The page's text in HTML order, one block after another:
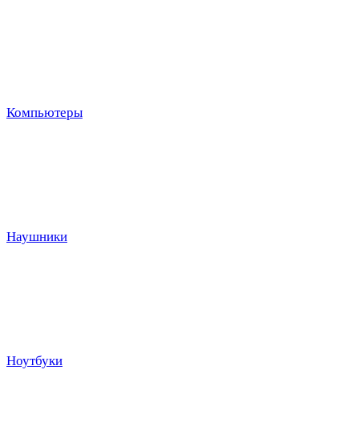
Компьютеры
Наушники
Ноутбуки